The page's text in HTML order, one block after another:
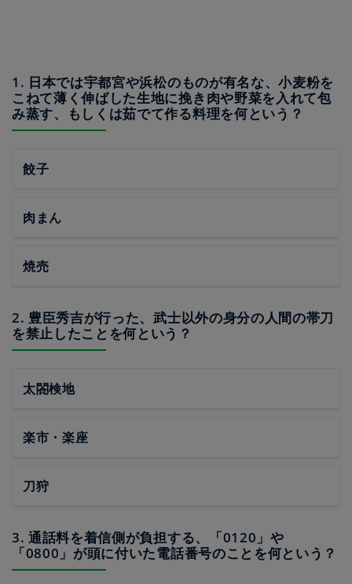
1. 日本では宇都宮や浜松のものが有名な、小麦粉を
こねて薄く伸ばした生地に挽き肉や野菜を入れて包
み蒸す、もしくは茹でて作る料理を何という？
餃子
肉まん
焼売
2. 豊臣秀吉が行った、武士以外の身分の人間の帯刀
を禁止したことを何という？
太閤検地
楽市・楽座
刀狩
3. 通話料を着信側が負担する、「0120」や
「0800」が頭に付いた電話番号のことを何という？